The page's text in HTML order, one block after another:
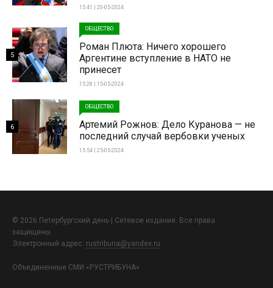
15:41 | 20-05-2024
ОБЩЕСТВО
Роман Плюта: Ничего хорошего
Аргентине вступление в НАТО не
принесет
15:28 | 15-05-2024
5
ОБЩЕСТВО
Артемий Рожнов: Дело Куранова — не
последний случай вербовки ученых
15:54 | 25-05-2024
6
© 2026 Петербургский день | Сетевое издание. Все права
защищены.
Электронный адрес: rustribuna@yandex.ru
Объединенные СМИ «РУСТРИБУНА»